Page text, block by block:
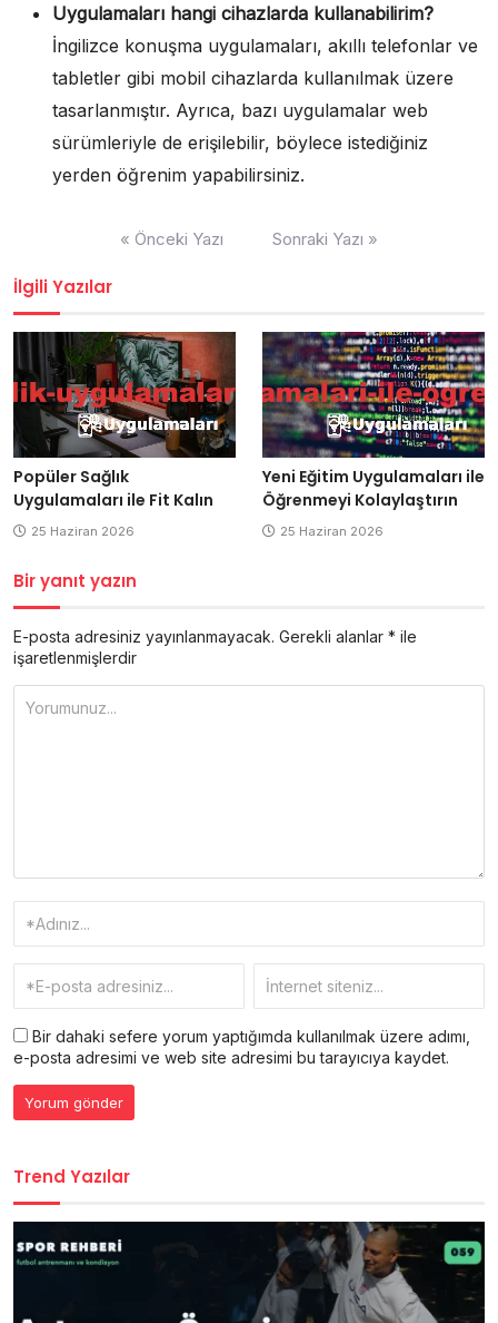
Uygulamaları hangi cihazlarda kullanabilirim?
İngilizce konuşma uygulamaları, akıllı telefonlar ve
tabletler gibi mobil cihazlarda kullanılmak üzere
tasarlanmıştır. Ayrıca, bazı uygulamalar web
sürümleriyle de erişilebilir, böylece istediğiniz
yerden öğrenim yapabilirsiniz.
« Önceki Yazı Sonraki Yazı »
İlgili Yazılar
Popüler Sağlık
Uygulamaları ile Fit Kalın
25 Haziran 2026
Yeni Eğitim Uygulamaları ile
Öğrenmeyi Kolaylaştırın
25 Haziran 2026
Bir yanıt yazın
E-posta adresiniz yayınlanmayacak. Gerekli alanlar * ile
işaretlenmişlerdir
Bir dahaki sefere yorum yaptığımda kullanılmak üzere adımı,
e-posta adresimi ve web site adresimi bu tarayıcıya kaydet.
Trend Yazılar